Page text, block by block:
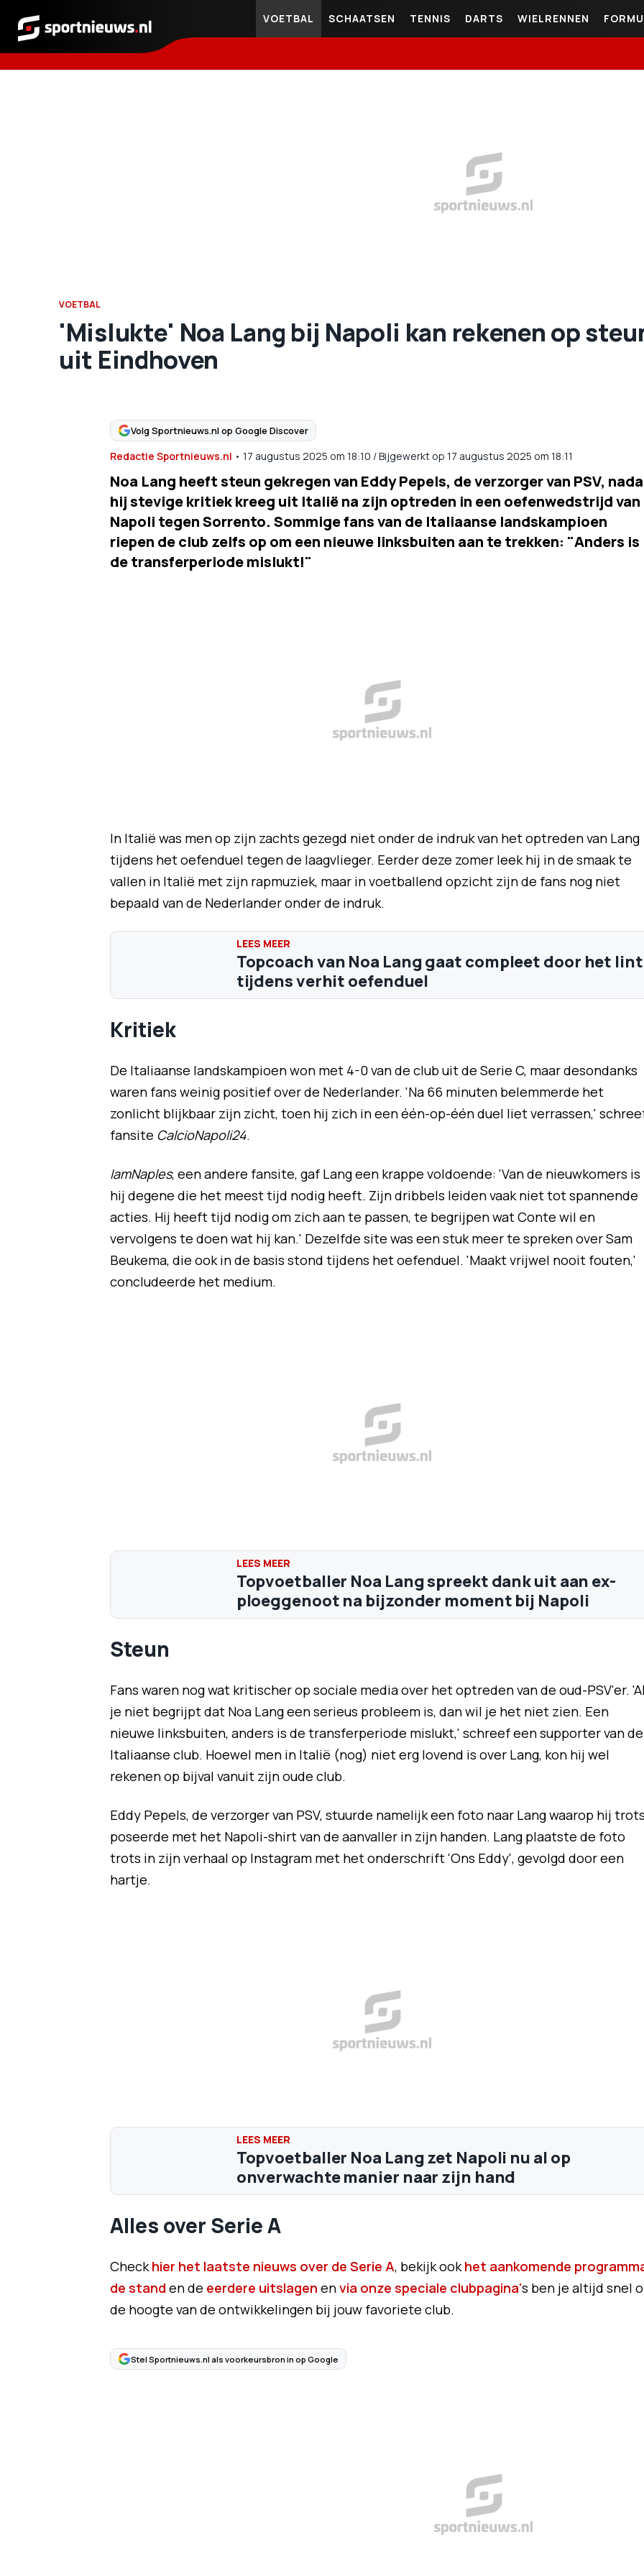
Sportnieuws.nl
VOETBAL SCHAATSEN TENNIS DARTS WIELRENNEN
VOETBAL
'Mislukte' Noa Lang bij Napoli kan rekenen op
uit Eindhoven
Volg Sportnieuws.nl op Google Discover
Redactie Sportnieuws.nl • 17 augustus 2025 om 18:10 /Bijgewerkt op 17 augustus 2025 om 18:11
Noa Lang heeft steun gekregen van Eddy Pepels, de verzorger van PSV,
hij stevige kritiek kreeg uit Italië na zijn optreden in een oefenwedstrijd van
Napoli tegen Sorrento. Sommige fans van de Italiaanse landskampioen
riepen de club zelfs op om een nieuwe linksbuiten aan te trekken: "Anders is
de transferperiode mislukt!"
In Italië was men op zijn zachts gezegd niet onder de indruk van het optreden van Lang
tijdens het oefenduel tegen de laagvlieger. Eerder deze zomer leek hij in de smaak te
vallen in Italië met zijn rapmuziek, maar in voetballend opzicht zijn de fans nog niet
bepaald van de Nederlander onder de indruk.
Topcoach van Noa Lang gaat compleet door het lint
tijdens verhit oefenduel
Kritiek
De Italiaanse landskampioen won met 4-0 van de club uit de Serie C, maar desondanks
waren fans weinig positief over de Nederlander. 'Na 66 minuten belemmerde het
zonlicht blijkbaar zijn zicht, toen hij zich in een één-op-één duel liet verrassen,'
fansite CalcioNapoli24.
IamNaples, een andere fansite, gaf Lang een krappe voldoende: 'Van de nieuwkomers is
hij degene die het meest tijd nodig heeft. Zijn dribbels leiden vaak niet tot spannende
acties. Hij heeft tijd nodig om zich aan te passen, te begrijpen wat Conte wil en
vervolgens te doen wat hij kan.' Dezelfde site was een stuk meer te spreken over Sam
Beukema, die ook in de basis stond tijdens het oefenduel. 'Maakt vrijwel nooit fouten,'
concludeerde het medium.
Topvoetballer Noa Lang spreekt dank uit aan ex-
ploeggenoot na bijzonder moment bij Napoli
Steun
Fans waren nog wat kritischer op sociale media over het optreden van de oud-PSV'er.
je niet begrijpt dat Noa Lang een serieus probleem is, dan wil je het niet zien. Een
nieuwe linksbuiten, anders is de transferperiode mislukt,' schreef een supporter van de
Italiaanse club. Hoewel men in Italië (nog) niet erg lovend is over Lang, kon hij wel
rekenen op bijval vanuit zijn oude club.
Eddy Pepels, de verzorger van PSV, stuurde namelijk een foto naar Lang waarop hij
poseerde met het Napoli-shirt van de aanvaller in zijn handen. Lang plaatste de foto
trots in zijn verhaal op Instagram met het onderschrift 'Ons Eddy', gevolgd door een
hartje.
Topvoetballer Noa Lang zet Napoli nu al op
onverwachte manier naar zijn hand
Alles over Serie A
Checkhier het laatste nieuws over de Serie A, bekijk ookhet aankomende
de stand en de eerdere uitslagen envia onze speciale clubpagina's ben je altijd snel
de hoogte van de ontwikkelingen bij jouw favoriete club.
Stel Sportnieuws.nl als voorkeursbron in op Google